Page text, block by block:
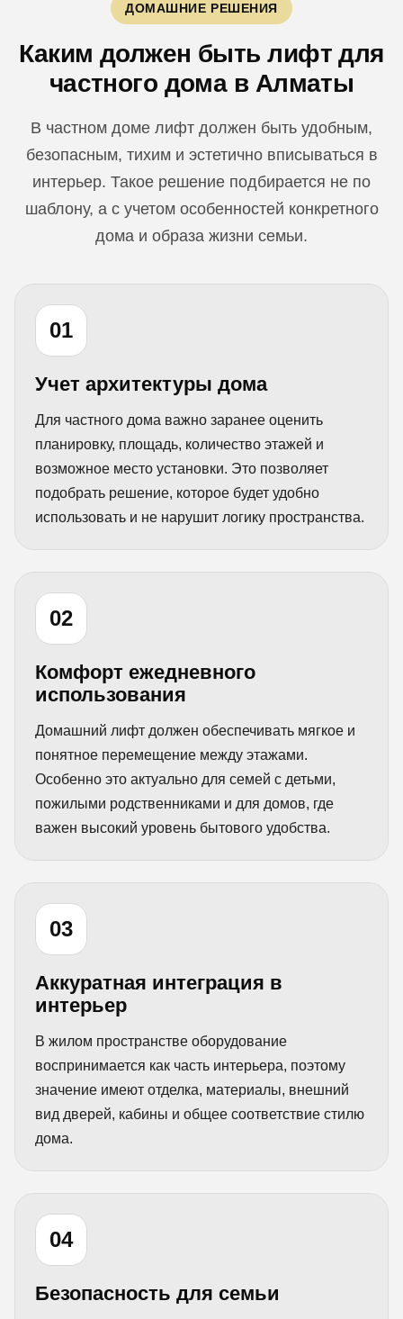
ДОМАШНИЕ РЕШЕНИЯ
Каким должен быть лифт для
частного дома в Алматы
В частном доме лифт должен быть удобным,
безопасным, тихим и эстетично вписываться в
интерьер. Такое решение подбирается не по
шаблону, а с учетом особенностей конкретного
дома и образа жизни семьи.
01
Учет архитектуры дома
Для частного дома важно заранее оценить
планировку, площадь, количество этажей и
возможное место установки. Это позволяет
подобрать решение, которое будет удобно
использовать и не нарушит логику пространства.
02
Комфорт ежедневного
использования
Домашний лифт должен обеспечивать мягкое и
понятное перемещение между этажами.
Особенно это актуально для семей с детьми,
пожилыми родственниками и для домов, где
важен высокий уровень бытового удобства.
03
Аккуратная интеграция в
интерьер
В жилом пространстве оборудование
воспринимается как часть интерьера, поэтому
значение имеют отделка, материалы, внешний
вид дверей, кабины и общее соответствие стилю
дома.
04
Безопасность для семьи